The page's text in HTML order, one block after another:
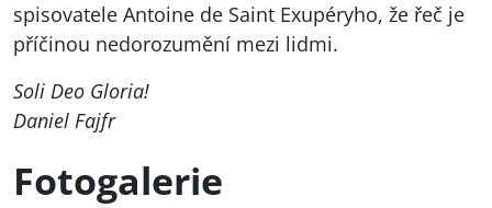
spisovatele Antoine de Saint Exupéryho, že řeč je
příčinou nedorozumění mezi lidmi.
Soli Deo Gloria!
Daniel Fajfr
Fotogalerie